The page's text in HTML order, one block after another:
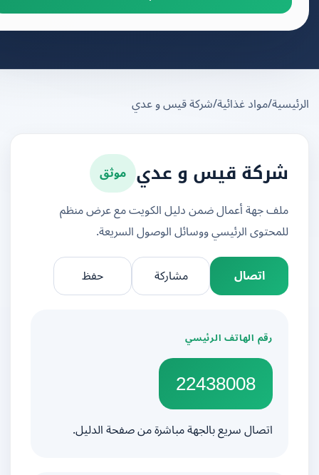
/مواد غذائية/شركة قيس و عدي
شركة قيس و عدي موثق
ملف جهة أعمال ضمن دليل الكويت مع عرض منظم
للمحتوى الرئيسي ووسائل الوصول السريعة.
اتصال
مشاركة
رقم الهاتف الرئيسي
22438008
اتصال سريع بالجهة مباشرة من صفحة الدليل.